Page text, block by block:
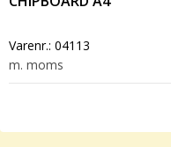
Varenr.: 04113
m. moms